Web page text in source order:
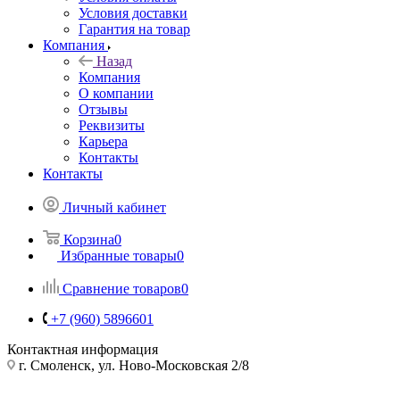
Условия доставки
Гарантия на товар
Компания
Назад
Компания
О компании
Отзывы
Реквизиты
Карьера
Контакты
Контакты
Личный кабинет
Корзина0
Избранные товары0
Сравнение товаров0
+7 (960) 5896601
Контактная информация
г. Смоленск, ул. Ново-Московская 2/8